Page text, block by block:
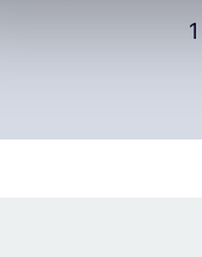
1